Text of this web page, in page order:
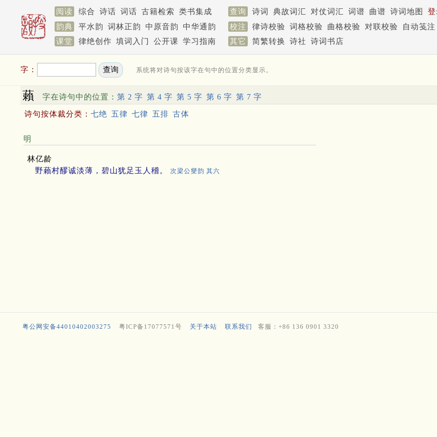
阅读 综合 诗话 词话 古籍检索 类书集成 查询 诗词 典故词汇 对仗词汇 词谱 曲谱 诗词地图
韵典
平水韵 词林正韵 中原音韵 中华通韵 校注 律诗校验 词格校验 曲格校验 对联校验
自动笺注
课堂
律绝创作 填词入门 公开课 学习指南 其它 简繁转换 诗社 诗词书店
字： 系统将对诗句按该字在句中的位置分类显示。
藾 字在诗句中的位置： 第 2 字 第 4 字 第 5 字 第 6 字 第 7 字
诗句按体裁分类： 七绝 五律 七律 五排 古体
明
林亿龄
野藾村醪诚淡薄，碧山犹足玉人稽。
次梁公燮韵 其六
粤公网安备44010402003275 粤ICP备17077571号 关于本站 联系我们 客服：+86 136 0901 3320